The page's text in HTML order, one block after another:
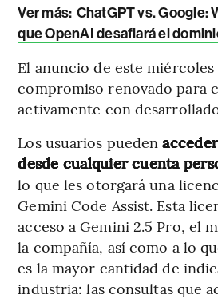
Ver más: ChatGPT vs. Google:
que OpenAI desafiará el
El anuncio de este miércoles
compromiso renovado para
activamente con
Los usuarios pueden
desde cualquier cuenta
lo que les otorgará una
Gemini Code Assist. Esta
acceso a Gemini 2.5 Pro, el
la compañía, así como a lo
es la mayor cantidad de
industria: las consultas que